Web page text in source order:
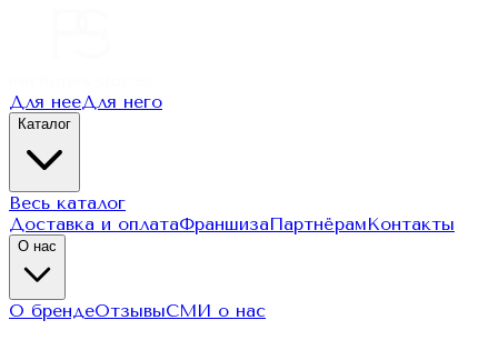
Для нееДля него
Каталог
Весь каталог
Доставка и оплатаФраншизаПартнёрамКонтакты
О нас
О брендеОтзывыСМИ о нас